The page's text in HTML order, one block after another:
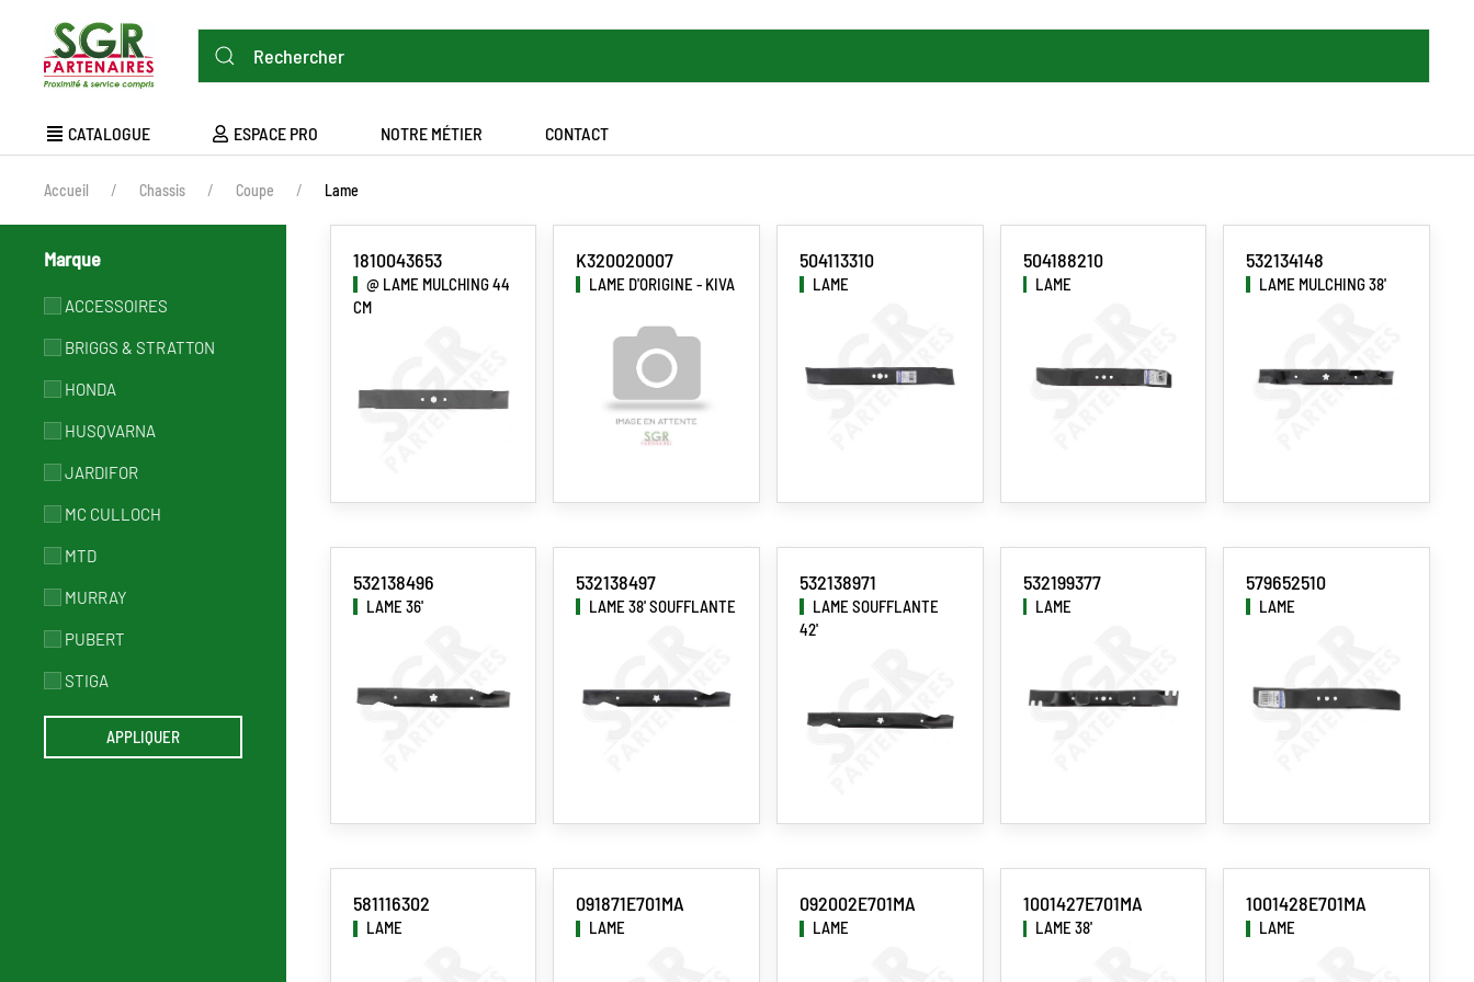
contenu
principal
MAIN
NAVIGATION
CATALOGUE ESPACE PRO NOTRE MÉTIER CONTACT
FIL
D'ARIANE
Accueil Chassis Coupe Lame
Marque
ACCESSOIRES
BRIGGS & STRATTON
HONDA
HUSQVARNA
JARDIFOR
MC CULLOCH
MTD
MURRAY
PUBERT
STIGA
1810043653
@ LAME MULCHING 44
CM
K320020007
LAME D'ORIGINE - KIVA
504113310
LAME
504188210
LAME
532134148
LAME MULCHING 38'
532138496
LAME 36'
532138497
LAME 38' SOUFFLANTE
532138971
LAME SOUFFLANTE
42'
532199377
LAME
579652510
LAME
581116302
LAME
091871E701MA
LAME
092002E701MA
LAME
1001427E701MA
LAME 38'
1001428E701MA
LAME